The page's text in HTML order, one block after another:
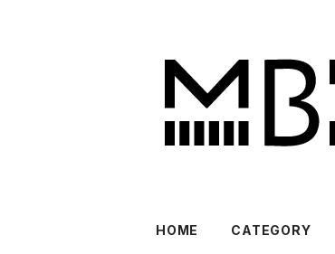
HOME CATEGORY